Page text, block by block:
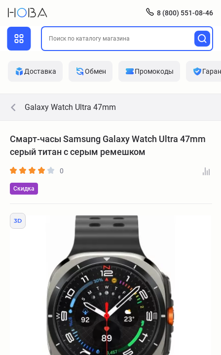
8 (800) 551-08-46
Доставка Обмен Промокоды
Galaxy Watch Ultra 47mm
Смарт-часы Samsung Galaxy Watch Ultra 47mm
серый титан с серым ремешком
0
Скидка